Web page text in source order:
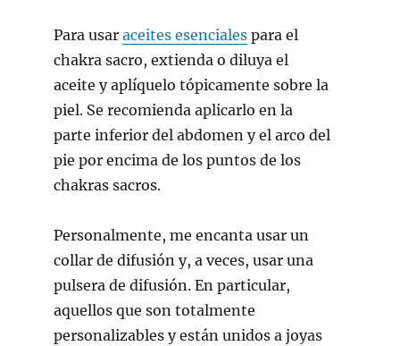
Para usar aceites esenciales para el
chakra sacro, extienda o diluya el
aceite y aplíquelo tópicamente sobre la
piel. Se recomienda aplicarlo en la
parte inferior del abdomen y el arco del
pie por encima de los puntos de los
chakras sacros.
Personalmente, me encanta usar un
collar de difusión y, a veces, usar una
pulsera de difusión. En particular,
aquellos que son totalmente
personalizables y están unidos a joyas